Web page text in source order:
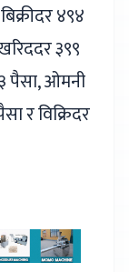
४९४
३९९
पैसा, ओमनी
र विक्रिदर